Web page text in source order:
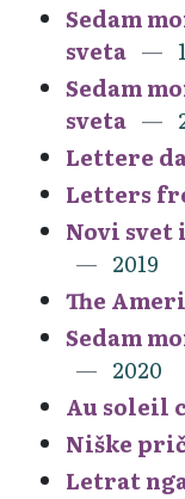
Sedam
sveta
Sedam
sveta
Lettere
Letters
Novi
2019
The
Sedam
2020
Au soleil
Niške
Letrat